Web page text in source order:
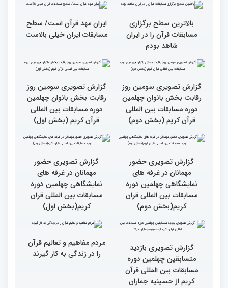
در چهلمین دوره مسابقات
شدند
چهلمین دوره مسابقات بین
چهارمین روز از رقابت
متسابقان
سطح مسابقات قرآنی در
استادم از دقت نمره دادن در
هشت بار مقام اول رشته
و آلمان کسب کرده ام
بالاترین سطح برگزاری
مسابقات قرآن را در ایران
شاهد بودم
ایران مهد قرآن است/ سطح
مسابقات ایران خیلی بالاست